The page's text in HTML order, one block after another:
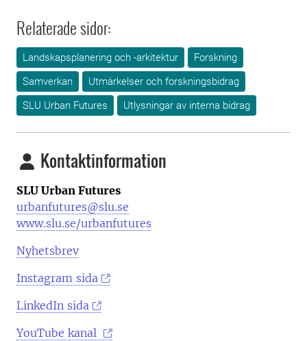
Relaterade sidor:
Landskapsplanering och -arkitektur
Forskning
Samverkan
Utmärkelser och forskningsbidrag
SLU Urban Futures
Utlysningar av interna bidrag
Kontaktinformation
SLU Urban Futures
urbanfutures@slu.se
www.slu.se/urbanfutures
Nyhetsbrev
Instagram sida
LinkedIn sida
YouTube kanal